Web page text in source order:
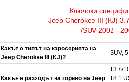
Ключови
Jeep Cherokee III (KJ)
/SUV 2002 -
Какъв е типът на каросерията на
Jeep Cherokee III (KJ)?
SUV,
Какъв е разходът на гориво на Jeep
13 л/
18.1